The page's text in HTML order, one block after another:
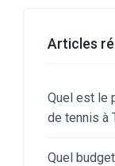
Articles
Quel est le
de tennis à
Quel